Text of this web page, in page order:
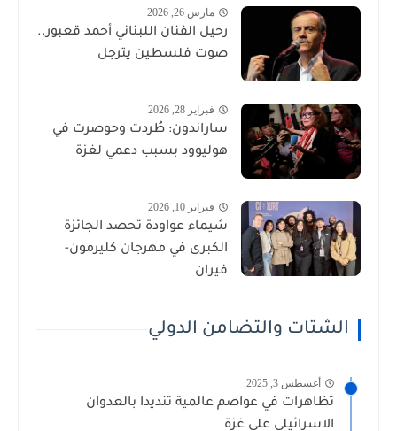
مارس 26, 2026
رحيل الفنان اللبناني أحمد قعبور..
صوت فلسطين يترجل
فبراير 28, 2026
ساراندون: طُردت وحوصرت في
هوليوود بسبب دعمي لغزة
فبراير 10, 2026
شيماء عواودة تحصد الجائزة
الكبرى في مهرجان كليرمون-
فيران
الشتات والتضامن الدولي
أغسطس 3, 2025
تظاهرات في عواصم عالمية تنديدا بالعدوان
الاسرائيلي على غزة